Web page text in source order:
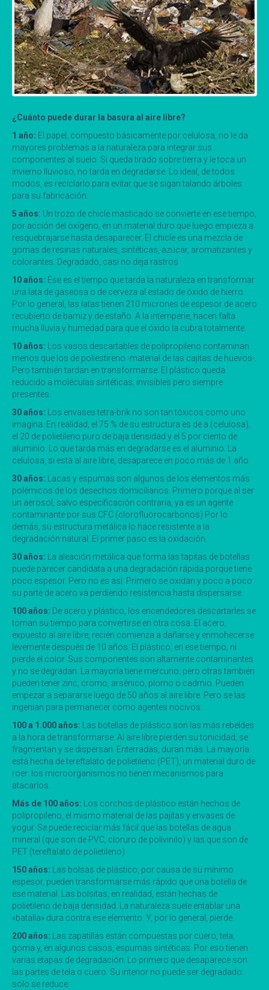
¿Cuánto puede durar la basura al aire libre?
1 año: El papel, compuesto básicamente por celulosa, no le da
mayores problemas a la naturaleza para integrar sus
componentes al suelo. Si queda tirado sobre tierra y le toca un
invierno lluvioso, no tarda en degradarse. Lo ideal, de todos
modos, es reciclarlo para evitar que se sigan talando árboles
para su fabricación.
5 años: Un trozo de chicle masticado se convierte en ese tiempo,
por acción del oxígeno, en un material duro que luego empieza a
resquebrajarse hasta desaparecer. El chicle es una mezcla de
gomas de resinas naturales, sintéticas, azúcar, aromatizantes y
colorantes. Degradado, casi no deja rastros
10 años: Ese es el tiempo que tarda la naturaleza en transformar
una lata de gaseosa o de cerveza al estado de óxido de hierro.
Por lo general, las latas tienen 210 micrones de espesor de acero
recubierto de barniz y de estaño. A la intemperie, hacen falta
mucha lluvia y humedad para que el óxido la cubra totalmente.
10 años: Los vasos descartables de polipropileno contaminan
menos que los de poliestireno -material de las cajitas de huevos-.
Pero también tardan en transformarse. El plástico queda
reducido a moléculas sintéticas; invisibles pero siempre
presentes.
30 años: Los envases tetra-brik no son tan tóxicos como uno
imagina. En realidad, el 75 % de su estructura es de a (celulosa),
el 20 de polietileno puro de baja densidad y el 5 por ciento de
aluminio. Lo que tarda más en degradarse es el aluminio. La
celulosa, si está al aire libre, desaparece en poco más de 1 año.
30 años: Lacas y espumas son algunos de los elementos más
polémicos de los desechos domiciliarios. Primero porque al ser
un aerosol, salvo especificación contraria, ya es un agente
contaminante por sus CFC (clorofluorocarbonos) Por lo
demás, su estructura metálica lo hace resistente a la
degradación natural. El primer paso es la oxidación.
30 años: La aleación metálica que forma las tapitas de botellas
puede parecer candidata a una degradación rápida porque tiene
poco espesor. Pero no es así. Primero se oxidan y poco a poco
su parte de acero va perdiendo resistencia hasta dispersarse.
100 años: De acero y plástico, los encendedores descartarles se
toman su tiempo para convertirse en otra cosa. El acero,
expuesto al aire libre, recién comienza a dañarse y enmohecerse
levemente después de 10 años. El plástico, en ese tiempo, ni
pierde el color. Sus componentes son altamente contaminantes
y no se degradan. La mayoría tiene mercurio, pero otras también
pueden tener zinc, cromo, arsénico, plomo o cadmio. Pueden
empezar a separarse luego de 50 años al aire libre. Pero se las
ingenian para permanecer como agentes nocivos.
100 a 1.000 años: Las botellas de plástico son las más rebeldes
a la hora de transformarse. Al aire libre pierden su tonicidad, se
fragmentan y se dispersan. Enterradas, duran más. La mayoría
está hecha de tereftalato de polietileno (PET), un material duro de
roer: los microorganismos no tienen mecanismos para
atacarlos.
Más de 100 años: Los corchos de plástico están hechos de
polipropileno, el mismo material de las pajitas y envases de
yogur. Se puede reciclar más fácil que las botellas de agua
mineral (que son de PVC, cloruro de polivinilo) y las que son de
PET (tereftalato de polietileno)
150 años: Las bolsas de plástico, por causa de su mínimo
espesor, pueden transformarse más rápido que una botella de
ese material. Las bolsitas, en realidad, están hechas de
polietileno de baja densidad. La naturaleza suele entablar una
«batalla» dura contra ese elemento. Y, por lo general, pierde.
200 años: Las zapatillas están compuestas por cuero, tela,
goma y, en algunos casos, espumas sintéticas. Por eso tienen
varias etapas de degradación. Lo primero que desaparece son
las partes de tela o cuero. Su interior no puede ser degradado:
sólo se reduce.